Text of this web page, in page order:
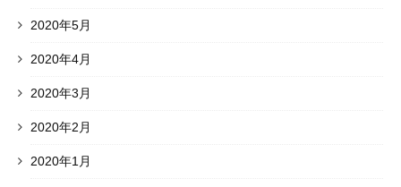
2020年5月
2020年4月
2020年3月
2020年2月
2020年1月